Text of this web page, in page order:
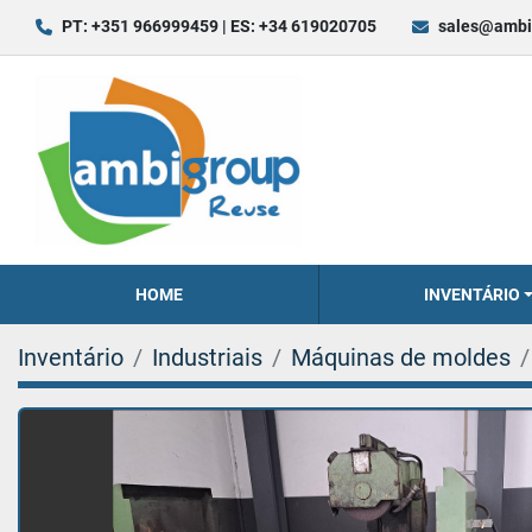
PT: +351 966999459 | ES: +34 619020705
HOME INVENTÁRIO
Inventário Industriais Máquinas de moldes